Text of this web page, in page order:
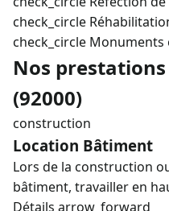
check_circle
check_circle Monuments
Nos
(92000)
construction
Location Bâtiment
Lors de la construction
bâtiment, travailler en
Détails arrow_forward